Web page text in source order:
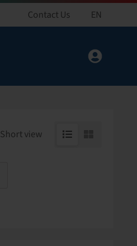
Contact Us EN
Short view